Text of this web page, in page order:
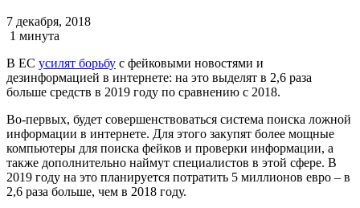
7 декабря, 2018
1 минута
В ЕС усилят борьбу с фейковыми новостями и
дезинформацией в интернете: на это выделят в 2,6 раза
больше средств в 2019 году по сравнению с 2018.
Во-первых, будет совершенствоваться система поиска ложной
информации в интернете. Для этого закупят более мощные
компьютеры для поиска фейков и проверки информации, а
также дополнительно наймут специалистов в этой сфере. В
2019 году на это планируется потратить 5 миллионов евро – в
2,6 раза больше, чем в 2018 году.